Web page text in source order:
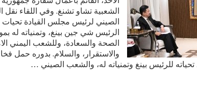
الشعبية تشاو تشنغ. وفي اللقاء نقل
الصيني لرئيس مجلس القيادة
الرئيس شي جين بينغ، وتمنياته له
الصحة والسعادة، وللشعب اليمني
والاستقرار، والسلام. بدوره حمل
للرئيس بينغ وتمنياته له، والشعب الصيني …